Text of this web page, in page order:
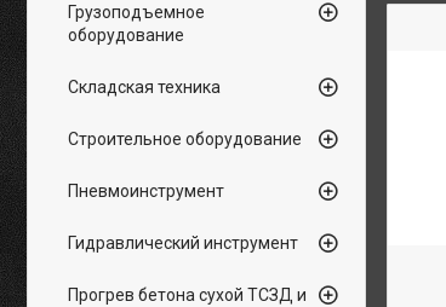
Грузоподъемное
оборудование
Складская техника
Строительное оборудование
Пневмоинструмент
Гидравлический инструмент
Прогрев бетона сухой ТСЗД и